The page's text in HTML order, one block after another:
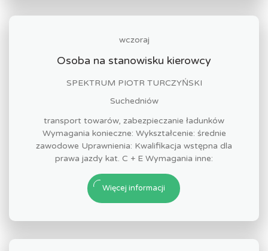
wczoraj
Osoba na stanowisku kierowcy
SPEKTRUM PIOTR TURCZYŃSKI
Suchedniów
transport towarów, zabezpieczanie ładunków
Wymagania konieczne: Wykształcenie: średnie
zawodowe Uprawnienia: Kwalifikacja wstępna dla
prawa jazdy kat. C + E Wymagania inne:
Więcej informacji